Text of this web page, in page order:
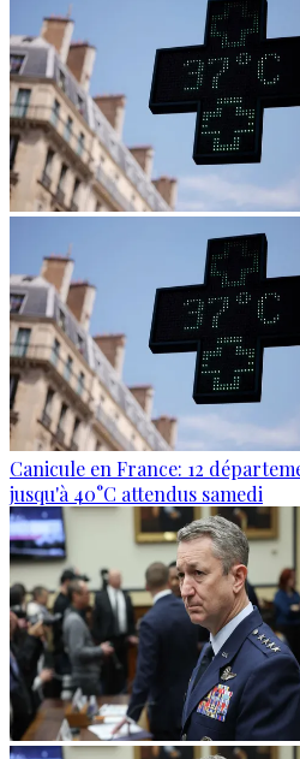
Canicule en France: 12
jusqu'à 40°C attendus samedi